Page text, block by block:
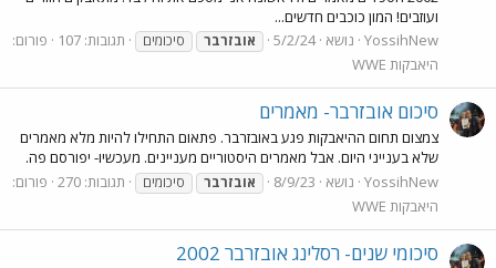
ועוזבים! המון כוכבים חדשים...
YossihNew נושא 5/2/24 אובזרבר סיכומים תגובות: 107
פורום:
היאבקות WWE
סיכום אובזרבר- מאמרים
צמצום תחום ההיאבקות פגע באובזרבר. פתאום התחילו להיות מלא מאמרים
שלא בענייני היום. אבל מאמרים היסטוריים מעניינים. מעכשיו- יפורסם פה.
YossihNew נושא 8/9/23 אובזרבר סיכומים תגובות: 270
פורום:
היאבקות WWE
סיכומי שנים- רסלינג אובזרבר 2002